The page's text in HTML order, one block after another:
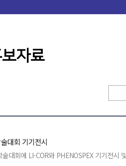
자료
대회 기기전시
대회에 LI-COR와 PHENOSPEX 기기전시